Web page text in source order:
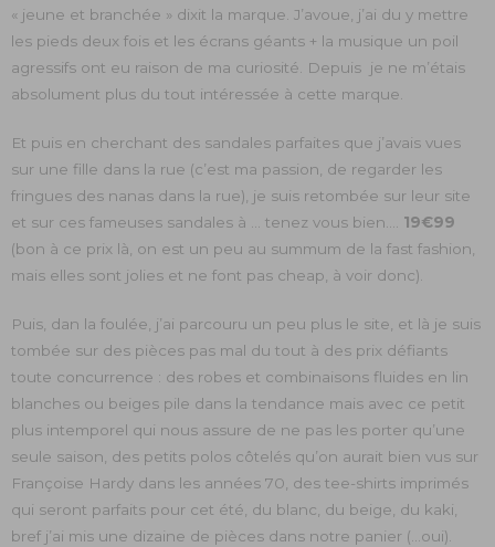
« jeune et branchée » dixit la marque. J’avoue, j’ai du y mettre
les pieds deux fois et les écrans géants + la musique un poil
agressifs ont eu raison de ma curiosité. Depuis je ne m’étais
absolument plus du tout intéressée à cette marque.
Et puis en cherchant des sandales parfaites que j’avais vues
sur une fille dans la rue (c’est ma passion, de regarder les
fringues des nanas dans la rue), je suis retombée sur leur site
et sur ces fameuses sandales à … tenez vous bien…. 19€99
(bon à ce prix là, on est un peu au summum de la fast fashion,
mais elles sont jolies et ne font pas cheap, à voir donc).
Puis, dan la foulée, j’ai parcouru un peu plus le site, et là je suis
tombée sur des pièces pas mal du tout à des prix défiants
toute concurrence : des robes et combinaisons fluides en lin
blanches ou beiges pile dans la tendance mais avec ce petit
plus intemporel qui nous assure de ne pas les porter qu’une
seule saison, des petits polos côtelés qu’on aurait bien vus sur
Françoise Hardy dans les années 70, des tee-shirts imprimés
qui seront parfaits pour cet été, du blanc, du beige, du kaki,
bref j’ai mis une dizaine de pièces dans notre panier (…oui).